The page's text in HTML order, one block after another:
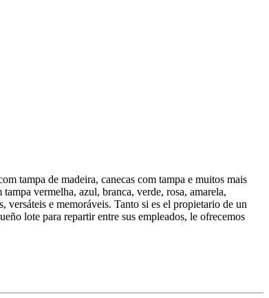
tampa de madeira, canecas com tampa e muitos mais
vermelha, azul, branca, verde, rosa, amarela,
versáteis e memoráveis. Tanto si es el propietario de un
lote para repartir entre sus empleados, le ofrecemos